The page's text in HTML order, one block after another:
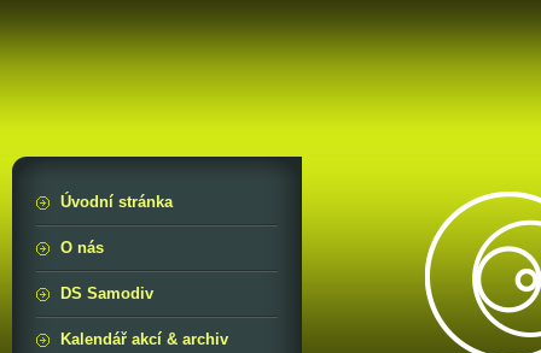
Úvodní stránka
O nás
DS Samodiv
Kalendář akcí & archiv